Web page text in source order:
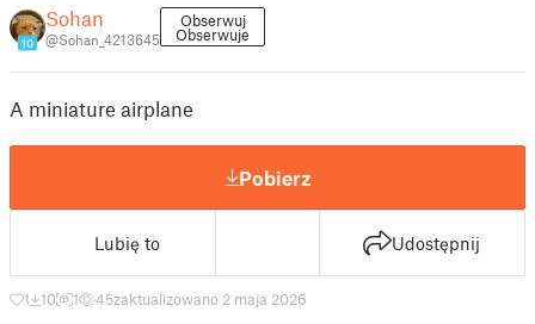
10
Sohan
@Sohan_4213645
Obserwuj
Obserwuje
A miniature airplane
Pobierz
Lubię to Udostępnij
1 10 1 45zaktualizowano 2 maja 2026